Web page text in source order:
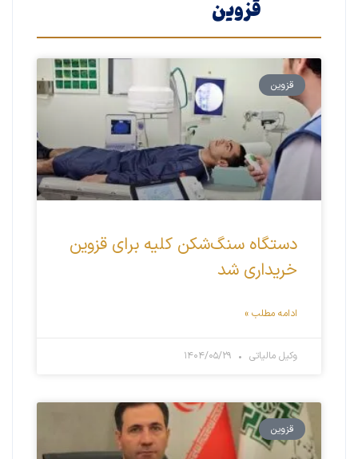
قزوین
قزوین
دستگاه سنگ‌شکن کلیه برای قزوین
خریداری شد
ادامه مطلب »
وکیل مالیاتی
قزوین